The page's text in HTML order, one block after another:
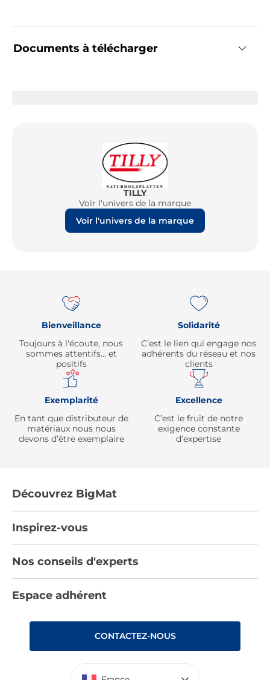
Documents à télécharger
TILLY
Voir l'univers de la marque
Voir l'univers de la marque
Bienveillance
Toujours à l'écoute, nous
sommes attentifs… et
positifs
Solidarité
C’est le lien qui engage nos
adhérents du réseau et nos
clients
Exemplarité
En tant que distributeur de
matériaux nous nous
devons d’être exemplaire
Excellence
C’est le fruit de notre
exigence constante
d’expertise
Découvrez BigMat
Devenez adhérent
Les Bâtisseurs du Sport
Déclaration d’accessibilité : non conforme
Inspirez-vous
Nos catalogues
Rencontres
Nos conseils d'experts
Espace adhérent
CONTACTEZ-NOUS